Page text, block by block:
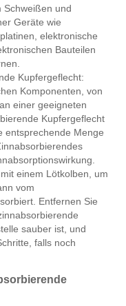
Schweißen und
Geräte wie
elektronische
Bauteilen
Kupfergeflecht:
Komponenten, von
einer geeigneten
Kupfergeflecht
entsprechende Menge
einem Lötkolben, um
vom
Entfernen Sie
sauber ist, und
falls noch